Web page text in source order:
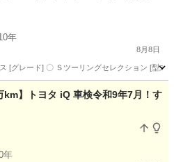
年
8月8日
[グレード] 〇 Ｓツーリングセレクション [型式
プリウス 走行距離
km】トヨタ iQ 車検令和9年7月！す
年